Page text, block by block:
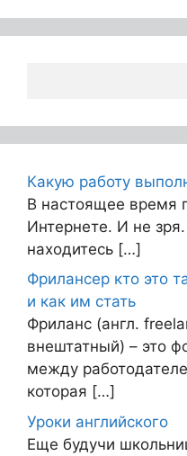
Какую работу
В настоящее время
Интернете. И не
находитесь […]
Фрилансер кто это
и как им стать
Фриланс (англ.
внештатный) – это
между
которая […]
Уроки английского
Еще будучи